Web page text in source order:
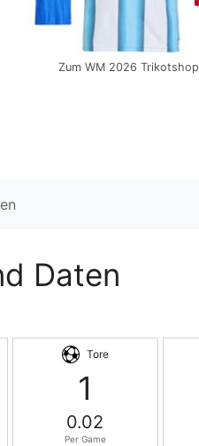
Zum WM 2026 Trikotshop
Daten
Tore
1
0.02
Per Game